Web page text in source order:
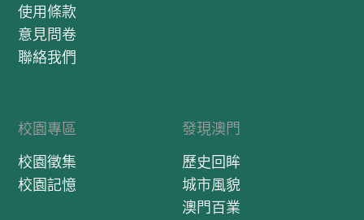
使用條款
意見問卷
聯絡我們
校園專區
校園徵集
校園記憶
發現澳門
歷史回眸
城市風貌
澳門百業